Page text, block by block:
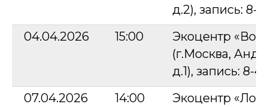
д.2), запись: 8-
04.04.2026
15:00
Экоцентр
(г.Москва,
д.1), запись: 8-
07.04.2026
14:00 Экоцентр